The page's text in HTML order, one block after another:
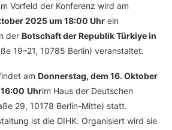
Vorfeld der Konferenz wird am
2025 um 18:00 Uhr ein
der Botschaft der Republik Türkiye in
19–21, 10785 Berlin) veranstaltet.
am Donnerstag, dem 16. Oktober
Uhrim Haus der Deutschen
29, 10178 Berlin-Mitte) statt.
ist die DIHK. Organisiert wird sie